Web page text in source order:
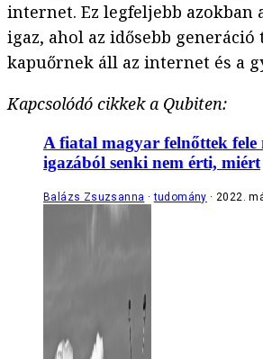
internet. Ez legfeljebb azokban
igaz, ahol az idősebb generáció
kapuőrnek áll az internet és a
Kapcsolódó cikkek a Qubiten:
A fiatal magyar felnőttek fele
igazából senki nem érti, miért
Balázs Zsuzsanna tudomány 2022.